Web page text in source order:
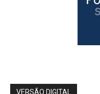
VERSÃO DIGITAL